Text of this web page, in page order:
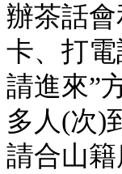
辦茶話
卡、打
請進來”
多人(次)
請合山